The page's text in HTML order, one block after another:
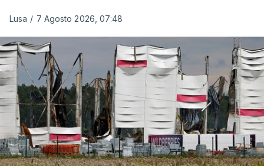
Lusa / 7 Agosto 2026, 07:48